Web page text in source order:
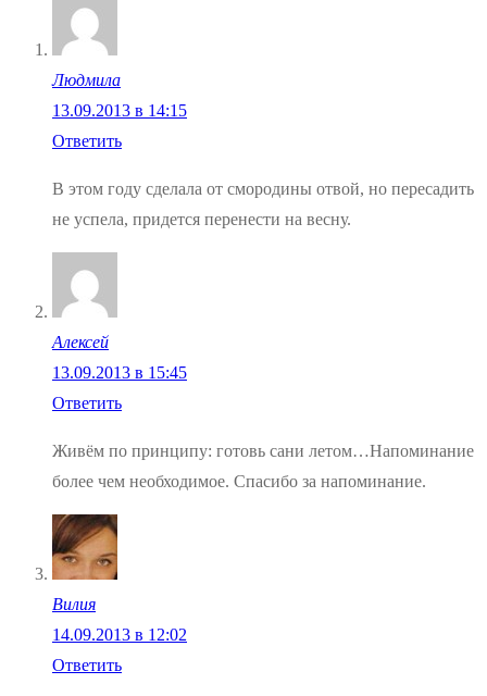
Людмила
13.09.2013 в 14:15
Ответить
В этом году сделала от смородины отвой, но пересадить
не успела, придется перенести на весну.
Алексей
13.09.2013 в 15:45
Ответить
Живём по принципу: готовь сани летом…Напоминание
более чем необходимое. Спасибо за напоминание.
Вилия
14.09.2013 в 12:02
Ответить